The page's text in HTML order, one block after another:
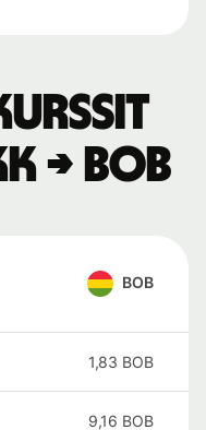
→ BOB
BOB
1,83 BOB
9,16 BOB